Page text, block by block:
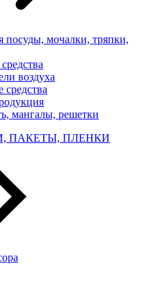
посуды, мочалки, тряпки,
воздуха
мангалы, решетки
ПАКЕТЫ, ПЛЕНКИ